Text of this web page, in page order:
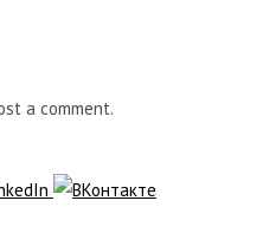
a comment.